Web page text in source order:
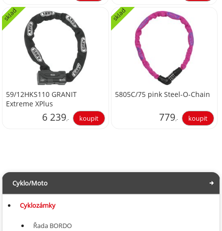
536,36 536,36
59/12HKS110 GRANIT
Extreme XPlus
sklad
6 239,-
5805C/75 pink Steel-O-Chain
sklad
779 ,-
Cyklo/Moto
Cyklozámky
Řada BORDO